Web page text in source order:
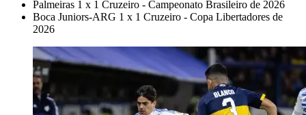
Palmeiras 1 x 1 Cruzeiro - Campeonato Brasileiro de 2026
Boca Juniors-ARG 1 x 1 Cruzeiro - Copa Libertadores de
2026